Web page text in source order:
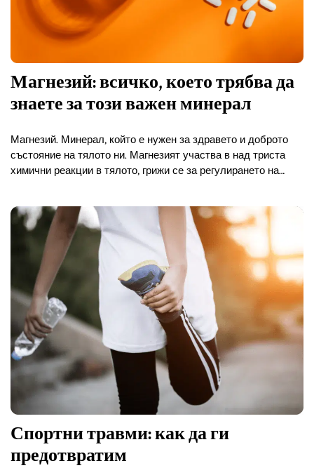
Магнезий: всичко, което трябва да
знаете за този важен минерал
Магнезий. Минерал, който е нужен за здравето и доброто
състояние на тялото ни. Магнезият участва в над триста
химични реакции в тялото, грижи се за регулирането на
Спортни травми: как да ги
предотвратим